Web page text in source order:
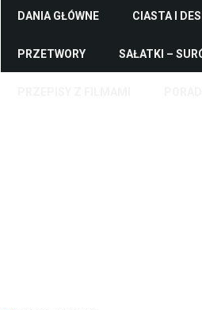
DANIA GŁÓWNE CIASTA I
PRZETWORY SAŁATKI –